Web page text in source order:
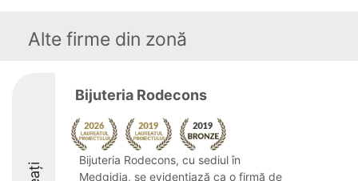
Alte firme din zonă
Bijuteria Rodecons
Bijuteria Rodecons, cu sediul în
Medgidia, se evidențiază ca o firmă de